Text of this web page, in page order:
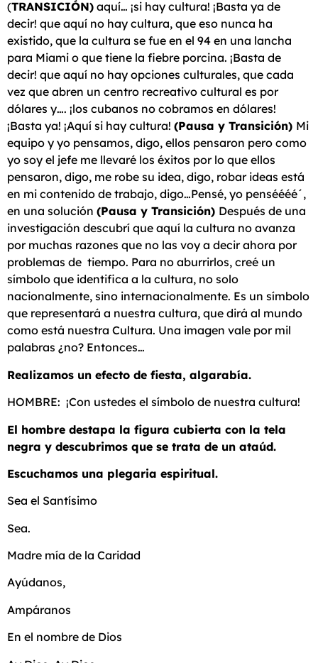
(TRANSICIÓN) aquí… ¡si hay cultura! ¡Basta ya de
decir! que aquí no hay cultura, que eso nunca ha
existido, que la cultura se fue en el 94 en una lancha
para Miami o que tiene la fiebre porcina. ¡Basta de
decir! que aquí no hay opciones culturales, que cada
vez que abren un centro recreativo cultural es por
dólares y…. ¡los cubanos no cobramos en dólares!
¡Basta ya! ¡Aquí si hay cultura! (Pausa y Transición) Mi
equipo y yo pensamos, digo, ellos pensaron pero como
yo soy el jefe me llevaré los éxitos por lo que ellos
pensaron, digo, me robe su idea, digo, robar ideas está
en mi contenido de trabajo, digo…Pensé, yo penséééé´,
en una solución (Pausa y Transición) Después de una
investigación descubrí que aquí la cultura no avanza
por muchas razones que no las voy a decir ahora por
problemas de tiempo. Para no aburrirlos, creé un
símbolo que identifica a la cultura, no solo
nacionalmente, sino internacionalmente. Es un símbolo
que representará a nuestra cultura, que dirá al mundo
como está nuestra Cultura. Una imagen vale por mil
palabras ¿no? Entonces…
Realizamos un efecto de fiesta, algarabía.
HOMBRE: ¡Con ustedes el símbolo de nuestra cultura!
El hombre destapa la figura cubierta con la tela
negra y descubrimos que se trata de un ataúd.
Escuchamos una plegaria espiritual.
Sea el Santísimo
Sea.
Madre mía de la Caridad
Ayúdanos,
Ampáranos
En el nombre de Dios